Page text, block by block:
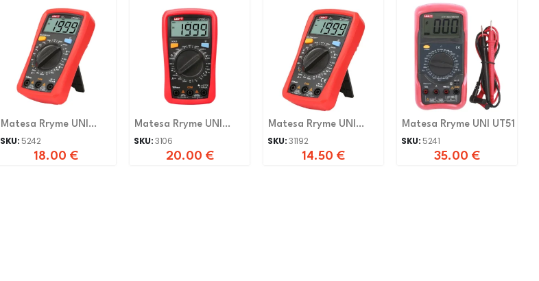
Matesa Rryme UNI
UT33B
SKU: 5242
18.00 €
Matesa Rryme UNI
UT33C+
SKU:3106
20.00 €
Matesa Rryme UNI
UT33D+
SKU:31192
14.50 €
Matesa Rryme UNI UT51
SKU: 5241
35.00 €